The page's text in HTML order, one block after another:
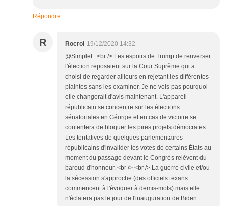
Répondre
R Rocroi 19/12/2020 14:32
@Simplet : <br /> Les espoirs de Trump de renverser
l'élection reposaient sur la Cour Suprême qui a
choisi de regarder ailleurs en rejetant les différentes
plaintes sans les examiner. Je ne vois pas pourquoi
elle changerait d'avis maintenant. L'appareil
républicain se concentre sur les élections
sénatoriales en Géorgie et en cas de victoire se
contentera de bloquer les pires projets démocrates.
Les tentatives de quelques parlementaires
républicains d'invalider les votes de certains États au
moment du passage devant le Congrès relèvent du
baroud d'honneur. <br /> <br /> La guerre civile et/ou
la sécession s'approche (des officiels texans
commencent à l'évoquer à demis-mots) mais elle
n'éclatera pas le jour de l'inauguration de Biden.